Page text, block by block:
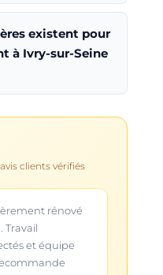
existent pour
à Ivry-sur-Seine
clients vérifiés
rénové
Travail
et équipe